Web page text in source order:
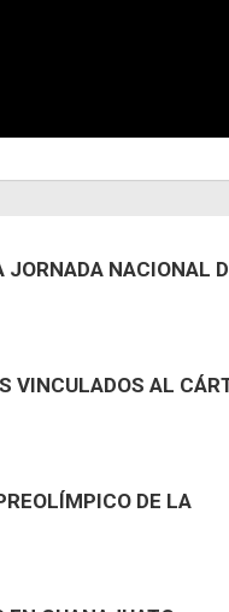
JORNADA NACIONAL
VINCULADOS AL
DE LA